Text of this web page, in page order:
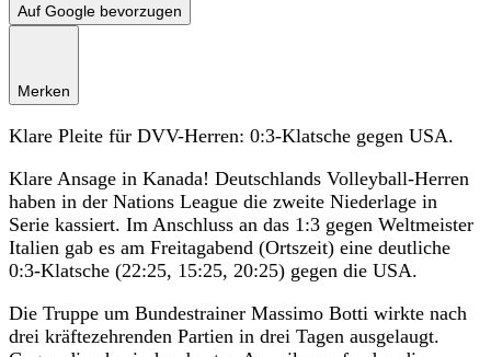
Auf Google bevorzugen
Merken
Klare Pleite für DVV-Herren: 0:3-Klatsche gegen USA.
Klare Ansage in Kanada! Deutschlands Volleyball-Herren
haben in der Nations League die zweite Niederlage in
Serie kassiert. Im Anschluss an das 1:3 gegen Weltmeister
Italien gab es am Freitagabend (Ortszeit) eine deutliche
0:3-Klatsche (22:25, 15:25, 20:25) gegen die USA.
Die Truppe um Bundestrainer Massimo Botti wirkte nach
drei kräftezehrenden Partien in drei Tagen ausgelaugt.